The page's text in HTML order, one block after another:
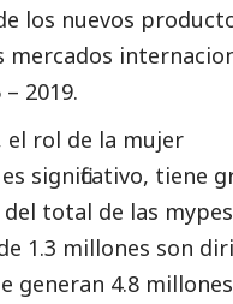
los nuevos
mercados
2019.
el rol de la mujer
significativo, tiene
del total de las mypes
1.3 millones son
generan 4.8